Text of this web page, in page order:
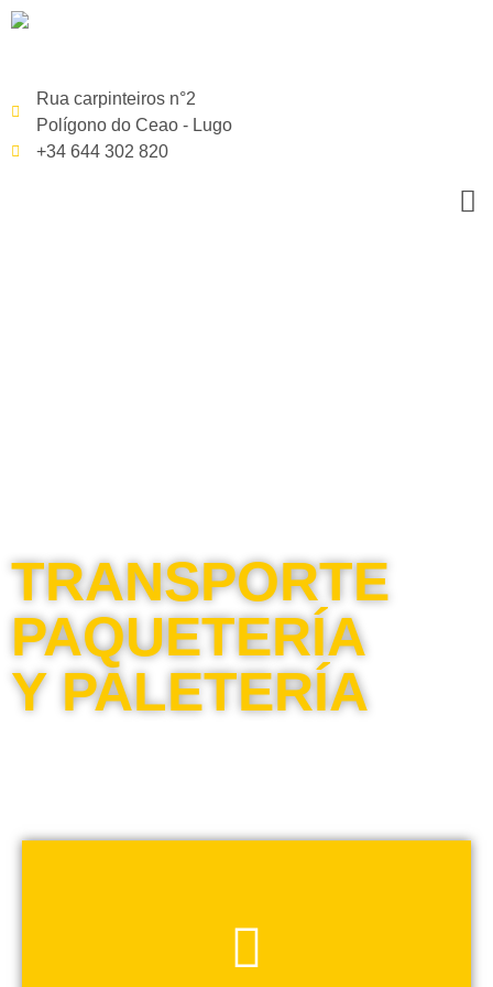
Rua carpinteiros n°2
Polígono do Ceao - Lugo
+34 644 302 820
TRANSPORTE
PAQUETERÍA
Y PALETERÍA